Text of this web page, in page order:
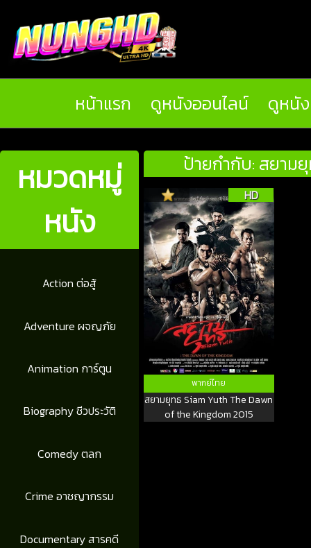
หน้าแรก ดูหนังออนไลน์ ดูหนั
หมวดหมู่
หนัง
Action ต่อสู้
Adventure ผจญภัย
Animation การ์ตูน
Biography ชีวประวัติ
Comedy ตลก
Crime อาชญากรรม
Documentary สารคดี
ป้ายกำกับ: สยาม
HD
พากย์ไทย
สยามยุทธ Siam Yuth The Dawn
of the Kingdom 2015